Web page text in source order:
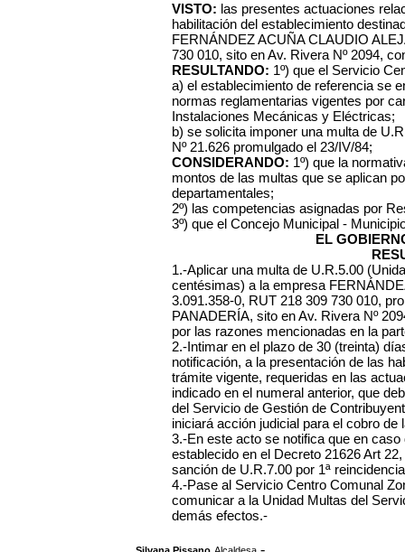
VISTO: las presentes actuaciones
habilitación del establecimiento
FERNÁNDEZ ACUÑA CLAUDIO
730 010, sito en Av. Rivera Nº 2094,
RESULTANDO: 1º) que el Servicio
a) el establecimiento de referencia se
normas reglamentarias vigentes por
Instalaciones Mecánicas y Eléctricas;
b) se solicita imponer una multa de
Nº 21.626 promulgado el 23/IV/84;
CONSIDERANDO: 1º) que la
montos de las multas que se aplican
departamentales;
2º) las competencias asignadas por
3º) que el Concejo Municipal -
EL
1.-Aplicar una multa de U.R.5.00
centésimas) a la empresa
3.091.358-0, RUT 218 309 730 010,
PANADERÍA, sito en Av. Rivera Nº
por las razones mencionadas en la
2.-Intimar en el plazo de 30 (treinta)
notificación, a la presentación de las
trámite vigente, requeridas en las
indicado en el numeral anterior, que
del Servicio de Gestión de
iniciará acción judicial para el cobro de
3.-En este acto se notifica que en
establecido en el Decreto 21626 Art
sanción de U.R.7.00 por 1ª
4.-Pase al Servicio Centro Comunal
comunicar a la Unidad Multas del
demás efectos.-
, .-